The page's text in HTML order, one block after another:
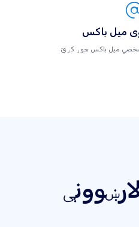
میل باکس
شخصي میل باکس جوړ کړئ